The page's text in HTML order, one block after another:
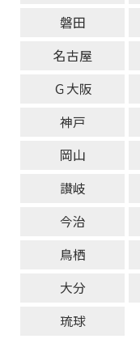
磐田
名古屋
Ｇ大阪
神戸
岡山
讃岐
今治
鳥栖
大分
琉球